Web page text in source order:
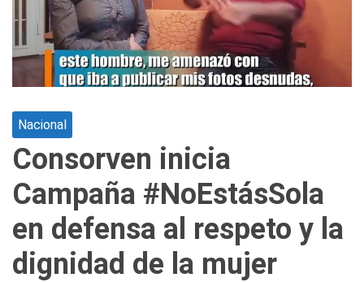
Nacional
Consorven inicia
Campaña #NoEstásSola
en defensa al respeto y la
dignidad de la mujer